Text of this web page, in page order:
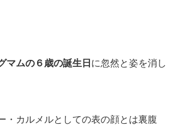
マムの６歳の誕生日 に忽然と姿を消し
・カルメルとしての表の顔とは裏腹